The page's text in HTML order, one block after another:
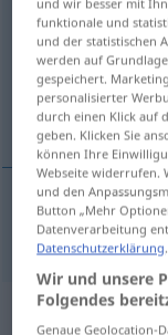
Übersicht aller
(Für mehr Details
[iz-]ravnati,
[iz-]ravnati,
funktionale und
und der statistischen
werden auf
gespeichert.
personalisierter
durch einen Klick auf
geben. Klicken Sie
können Ihre
Webseite widerrufen.
und den
Button „Mehr
Datenverarbeitung
Datenschutzerklärung
Wir und unsere
Folgendes
Genaue Geolocation-